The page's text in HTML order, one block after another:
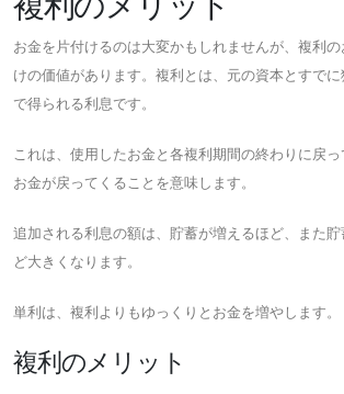
お金を片付けるのは大変かもしれませんが、複利
けの価値があります。複利とは、元の資本とすで
で得られる利息です。
これは、使用したお金と各複利期間の終わりに戻
お金が戻ってくることを意味します。
追加される利息の額は、貯蓄が増えるほど、また
ど大きくなります。
単利は、複利よりもゆっくりとお金を増やします。
複利のメリット